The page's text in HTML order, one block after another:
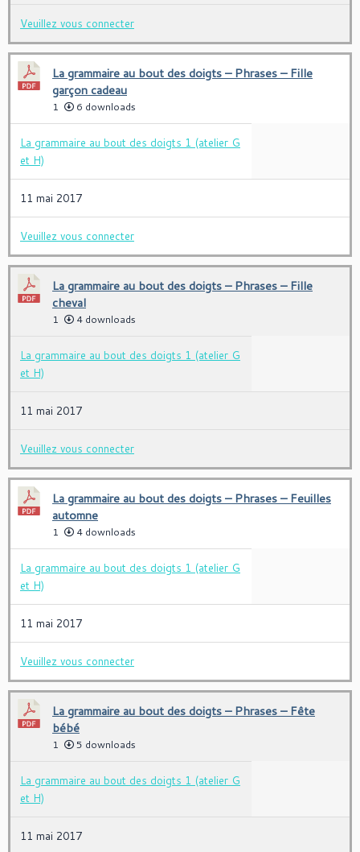
Veuillez vous connecter
La grammaire au bout des doigts – Phrases – Fille
garçon cadeau
1 6 downloads
La grammaire au bout des doigts 1 (atelier G
et H)
11 mai 2017
Veuillez vous connecter
La grammaire au bout des doigts – Phrases – Fille
cheval
1 4 downloads
La grammaire au bout des doigts 1 (atelier G
et H)
11 mai 2017
Veuillez vous connecter
La grammaire au bout des doigts – Phrases – Feuilles
automne
1 4 downloads
La grammaire au bout des doigts 1 (atelier G
et H)
11 mai 2017
Veuillez vous connecter
La grammaire au bout des doigts – Phrases – Fête
bébé
1 5 downloads
La grammaire au bout des doigts 1 (atelier G
et H)
11 mai 2017